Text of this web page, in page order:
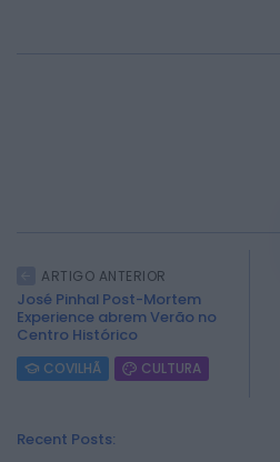
ARTIGO ANTERIOR
José Pinhal Post-Mortem
Experience abrem Verão no
Centro Histórico
COVILHÃ CULTURA
Recent Posts: